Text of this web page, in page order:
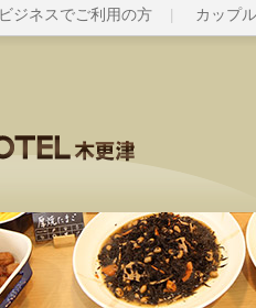
ビジネスでご利用の方 カップ